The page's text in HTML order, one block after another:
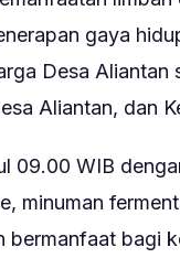
gaya
Desa Aliantan
Aliantan, dan
09.00 WIB
minuman
bermanfaat bagi